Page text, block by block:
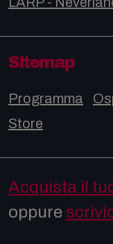
Sitemap
Programma
Store
Acquista il
oppure